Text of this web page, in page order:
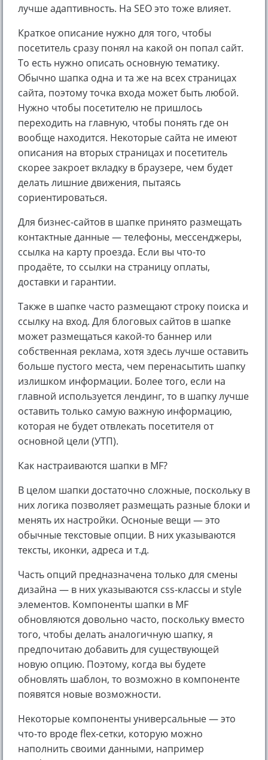
лучше адаптивность. На SEO это тоже влияет.
Краткое описание нужно для того, чтобы
посетитель сразу понял на какой он попал сайт.
То есть нужно описать основную тематику.
Обычно шапка одна и та же на всех страницах
сайта, поэтому точка входа может быть любой.
Нужно чтобы посетителю не пришлось
переходить на главную, чтобы понять где он
вообще находится. Некоторые сайта не имеют
описания на вторых страницах и посетитель
скорее закроет вкладку в браузере, чем будет
делать лишние движения, пытаясь
сориентироваться.
Для бизнес-сайтов в шапке принято размещать
контактные данные — телефоны, мессенджеры,
ссылка на карту проезда. Если вы что-то
продаёте, то ссылки на страницу оплаты,
доставки и гарантии.
Также в шапке часто размещают строку поиска и
ссылку на вход. Для блоговых сайтов в шапке
может размещаться какой-то баннер или
собственная реклама, хотя здесь лучше оставить
больше пустого места, чем перенасытить шапку
излишком информации. Более того, если на
главной используется лендинг, то в шапку лучше
оставить только самую важную информацию,
которая не будет отвлекать посетителя от
основной цели (УТП).
Как настраиваются шапки в MF?
В целом шапки достаточно сложные, поскольку в
них логика позволяет размещать разные блоки и
менять их настройки. Осноные вещи — это
обычные текстовые опции. В них указываются
тексты, иконки, адреса и т.д.
Часть опций предназначена только для смены
дизайна — в них указываются css-классы и style
элементов. Компоненты шапки в MF
обновляются довольно часто, поскольку вместо
того, чтобы делать аналогичную шапку, я
предпочитаю добавить для существующей
новую опцию. Поэтому, когда вы будете
обновлять шаблон, то возможно в компоненте
появятся новые возможности.
Некоторые компоненты универсальные — это
что-то вроде flex-сетки, которую можно
наполнить своими данными, например